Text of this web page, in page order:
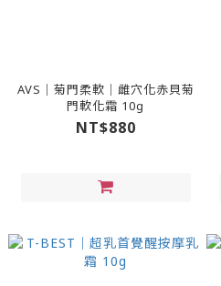
AVS｜菊門柔軟｜雌穴化赤貝菊
門軟化霜 10g
NT$880